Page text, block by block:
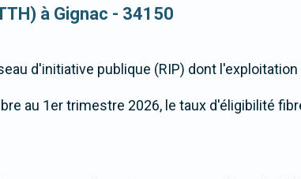
à Gignac - 34150
d'initiative publique (RIP) dont
au 1er trimestre 2026, le taux d'éligibilité